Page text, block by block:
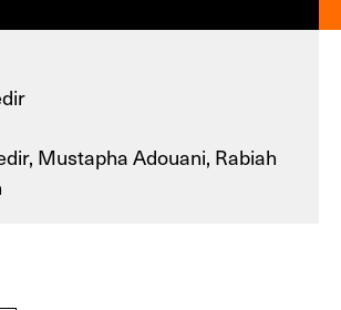
Mustapha Adouani, Rabiah